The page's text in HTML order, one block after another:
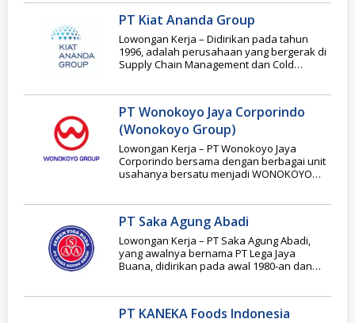
PT Kiat Ananda Group
Lowongan Kerja – Didirikan pada tahun
1996, adalah perusahaan yang bergerak di
Supply Chain Management dan Cold
PT Wonokoyo Jaya Corporindo
(Wonokoyo Group)
Lowongan Kerja – PT Wonokoyo Jaya
Corporindo bersama dengan berbagai unit
usahanya bersatu menjadi WONOKOYO
PT Saka Agung Abadi
Lowongan Kerja – PT Saka Agung Abadi,
yang awalnya bernama PT Lega Jaya
Buana, didirikan pada awal 1980-an dan
PT KANEKA Foods Indonesia